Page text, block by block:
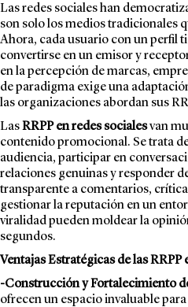
Las redes sociales han
son solo los medios tradicionales
Ahora, cada usuario con un perfil
convertirse en un emisor y
en la percepción de marcas,
de paradigma exige una
las organizaciones abordan sus
LasRRPP en redes socialesvan
contenido promocional. Se trata
audiencia, participar en
relaciones genuinas y responder
transparente a comentarios,
gestionar la reputación en un
viralidad pueden moldear la
segundos.
Ventajas Estratégicas de las RRPP
-Construcción y Fortalecimiento
ofrecen un espacio invaluable